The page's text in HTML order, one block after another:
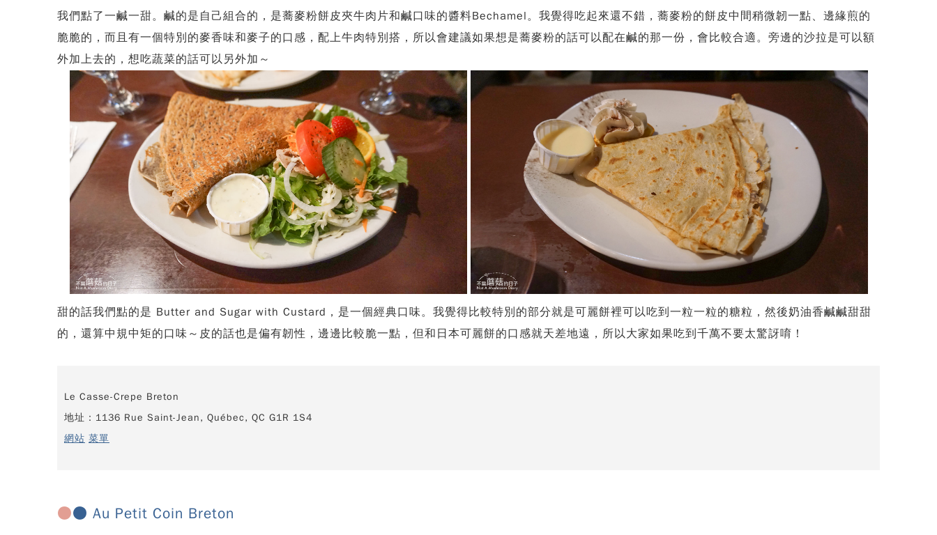
我們點了一鹹一甜。鹹的是自己組合的，是蕎麥粉餅皮夾牛肉片和鹹口味的醬料Bechamel。我覺得吃起來還不錯，蕎麥粉的餅皮中間稍微韌一點、邊緣煎的
脆脆的，而且有一個特別的麥香味和麥子的口感，配上牛肉特別搭，所以會建議如果想是蕎麥粉的話可以配在鹹的那一份，會比較合適。旁邊的沙拉是可以額
外加上去的，想吃蔬菜的話可以另外加～
甜的話我們點的是 Butter and Sugar with Custard，是一個經典口味。我覺得比較特別的部分就是可麗餅裡可以吃到一粒一粒的糖粒，然後奶油香鹹鹹甜甜
的，還算中規中矩的口味～皮的話也是偏有韌性，邊邊比較脆一點，但和日本可麗餅的口感就天差地遠，所以大家如果吃到千萬不要太驚訝唷！
Le Casse-Crepe Breton
地址：1136 Rue Saint-Jean, Québec, QC G1R 1S4
網站 菜單
●● Au Petit Coin Breton